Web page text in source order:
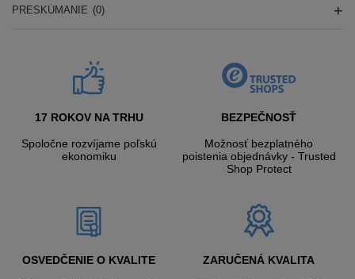
PRESKÚMANIE (0)
17 ROKOV NA TRHU
Spoločne rozvíjame poľskú
ekonomiku
BEZPEČNOSŤ
Možnosť bezplatného
poistenia objednávky - Trusted
Shop Protect
OSVEDČENIE O KVALITE ZARUČENÁ KVALITA